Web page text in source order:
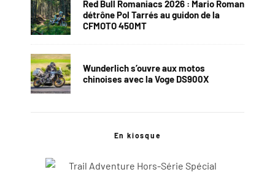
Red Bull Romaniacs 2026 : Mario Roman
détrône Pol Tarrés au guidon de la
CFMOTO 450MT
Wunderlich s’ouvre aux motos
chinoises avec la Voge DS900X
En kiosque